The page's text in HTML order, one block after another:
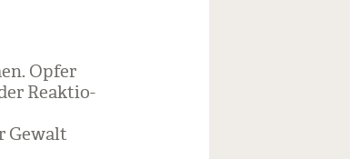
Opfer
Reak­tio­
Gewalt